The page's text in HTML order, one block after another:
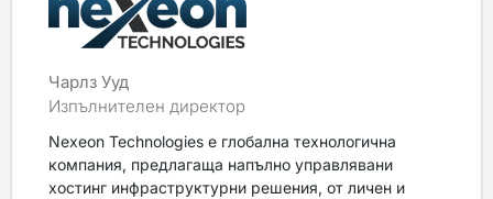
Чарлз Ууд
Изпълнителен директор
Nexeon Technologies е глобална технологична
компания, предлагаща напълно управлявани
хостинг инфраструктурни решения, от личен и